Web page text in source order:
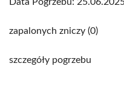
zapalonych zniczy (0)
szczegóły pogrzebu